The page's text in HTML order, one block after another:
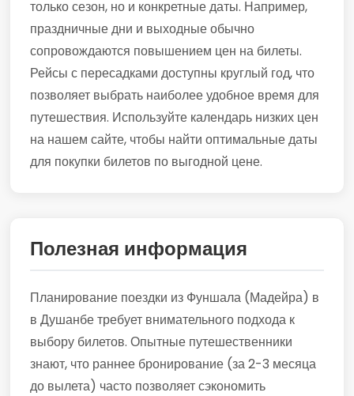
только сезон, но и конкретные даты. Например,
праздничные дни и выходные обычно
сопровождаются повышением цен на билеты.
Рейсы с пересадками доступны круглый год, что
позволяет выбрать наиболее удобное время для
путешествия. Используйте календарь низких цен
на нашем сайте, чтобы найти оптимальные даты
для покупки билетов по выгодной цене.
Полезная информация
Планирование поездки из Фуншала (Мадейра) в
в Душанбе требует внимательного подхода к
выбору билетов. Опытные путешественники
знают, что раннее бронирование (за 2-3 месяца
до вылета) часто позволяет сэкономить